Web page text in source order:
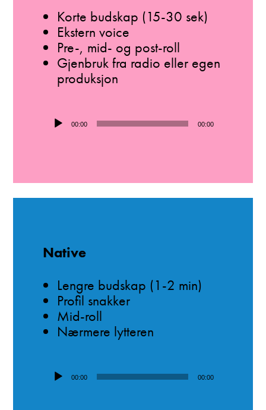
Korte budskap (15-30 sek)
Ekstern voice
Pre-, mid- og post-roll
Gjenbruk fra radio eller egen
produksjon
00:00 00:00
Native
Lengre budskap (1-2 min)
Profil snakker
Mid-roll
Nærmere lytteren
00:00 00:00